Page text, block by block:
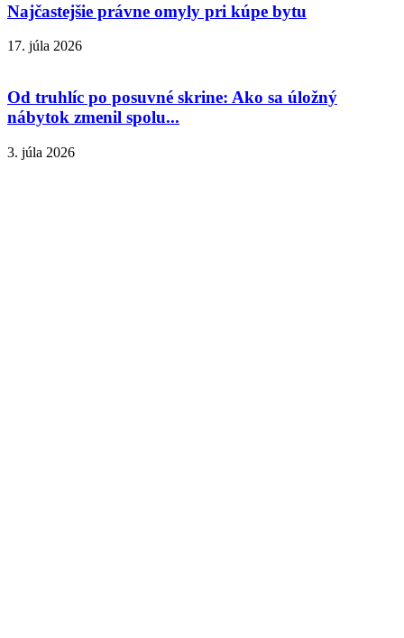
Najčastejšie právne omyly pri kúpe bytu
17. júla 2026
Od truhlíc po posuvné skrine: Ako sa úložný
nábytok zmenil spolu...
3. júla 2026